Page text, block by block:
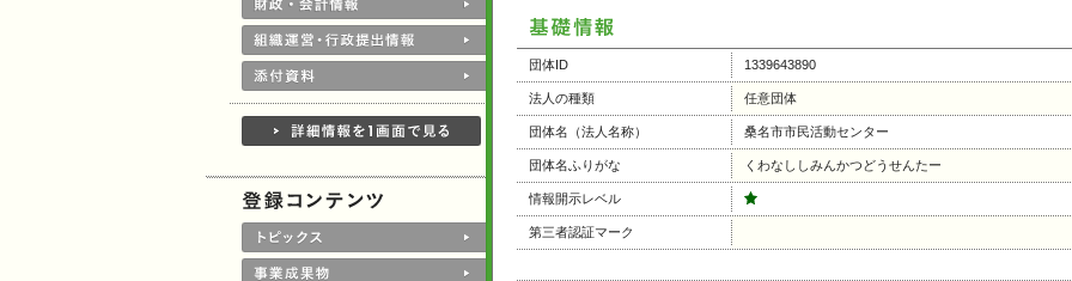
団体ID 1339643890
法人の種類 任意団体
団体名（法人名称） 桑名市市民活動センター
団体名ふりがな くわなししみんかつどうせんたー
情報開示レベル
第三者認証マーク